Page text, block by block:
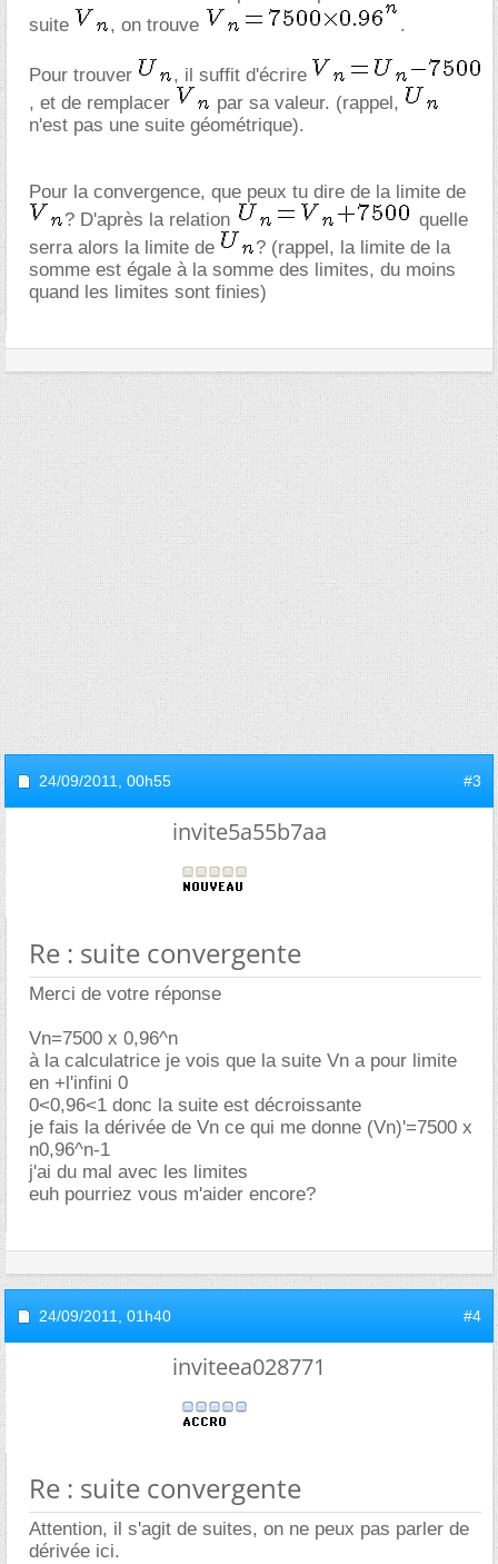
suite
, on trouve .
Pour trouver
, il suffit d'écrire
, et de remplacer
par sa valeur. (rappel,
n'est pas une suite géométrique).
Pour la convergence, que peux tu dire de la limite de
? D'après la relation
quelle
serra alors la limite de
? (rappel, la limite de la
somme est égale à la somme des limites, du moins
quand les limites sont finies)
24/09/2011, 00h55 #3
invite5a55b7aa
Re : suite convergente
Merci de votre réponse
Vn=7500 x 0,96^n
à la calculatrice je vois que la suite Vn a pour limite
en +l'infini 0
0<0,96<1 donc la suite est décroissante
je fais la dérivée de Vn ce qui me donne (Vn)'=7500 x
n0,96^n-1
j'ai du mal avec les limites
euh pourriez vous m'aider encore?
24/09/2011, 01h40 #4
inviteea028771
Re : suite convergente
Attention, il s'agit de suites, on ne peux pas parler de
dérivée ici.